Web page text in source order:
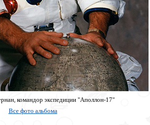
командор экспедиции "Аполлон-17"
Все фото альбома